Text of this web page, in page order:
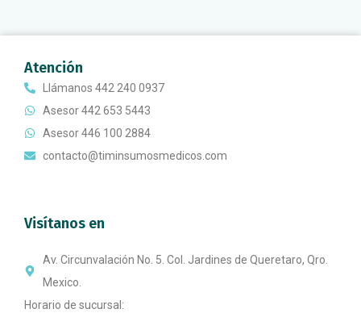
Atención
Llámanos 442 240 0937
Asesor 442 653 5443
Asesor 446 100 2884
contacto@timinsumosmedicos.com
Visítanos en
Av. Circunvalación No. 5. Col. Jardines de Queretaro, Qro.
Mexico.
Horario de sucursal: